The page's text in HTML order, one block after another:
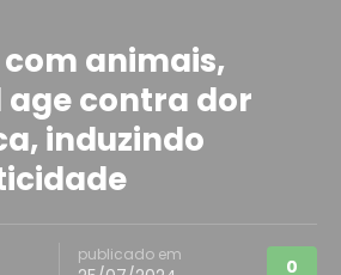
com animais,
contra dor
induzindo
publicado em
0